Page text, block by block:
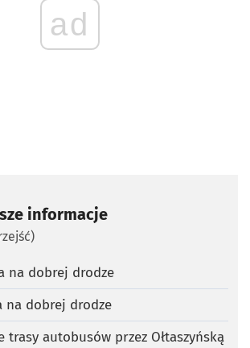
ad
informacje
na dobrej drodze
na dobrej drodze
trasy autobusów przez Ołtaszyńską